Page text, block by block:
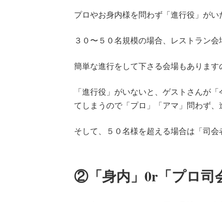
プロやお身内様を問わず「進行役」がい
３０〜５０名規模の場合、レストラン
簡単な進行をして下さる会場もあります
「進行役」がいないと、ゲストさんが
てしまうので「プロ」「アマ」問わず、
そして、５０名様を超える場合は「司会
②「身内」0r「プロ司